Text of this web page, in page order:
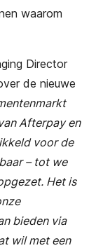
waarom
Director
de nieuwe
Afterpay en
voor de
– tot we
Het is
bieden via
wil met een